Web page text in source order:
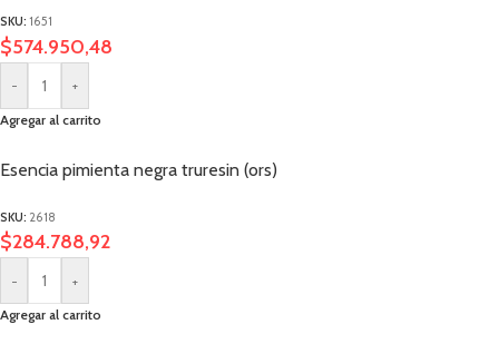
SKU: 1651
$574.950,48
- +
Agregar al carrito
Esencia pimienta negra truresin (ors)
SKU: 2618
$284.788,92
- +
Agregar al carrito